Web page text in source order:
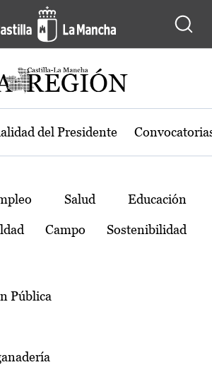
región de Castilla-La
del Presidente
Salud Educación
Campo Sostenibilidad
Pública